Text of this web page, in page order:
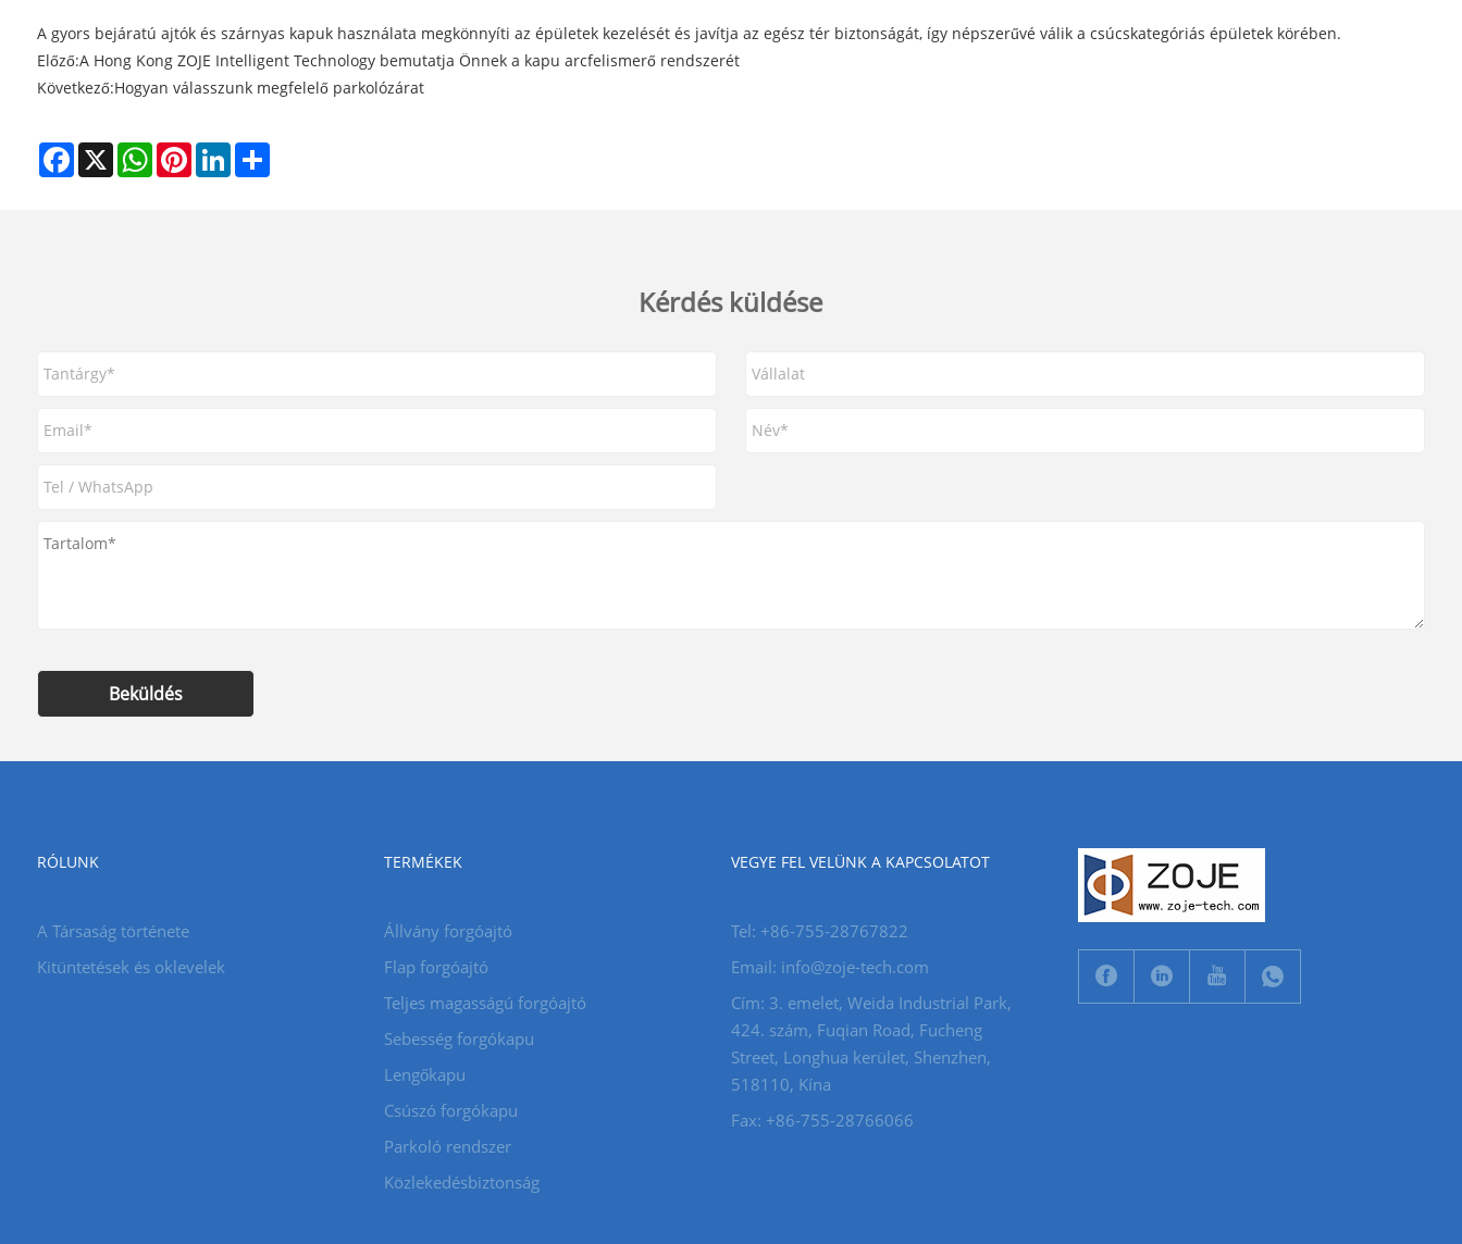
A gyors bejáratú ajtók és szárnyas kapuk használata megkönnyíti az épületek kezelését és javítja az egész tér biztonságát, így népszerűvé válik a csúcskategóriás épületek körében.
Előző:A Hong Kong ZOJE Intelligent Technology bemutatja Önnek a kapu arcfelismerő rendszerét
Következő:Hogyan válasszunk megfelelő parkolózárat
Facebook
X WhatsAppPinterestLinkedInShare
Kérdés küldése
Beküldés
RÓLUNK
A Társaság története
Kitüntetések és oklevelek
TERMÉKEK
Állvány forgóajtó
Flap forgóajtó
Teljes magasságú forgóajtó
Sebesség forgókapu
Lengőkapu
Csúszó forgókapu
Parkoló rendszer
Közlekedésbiztonság
VEGYE FEL VELÜNK A KAPCSOLATOT
Tel: +86-755-28767822
Email: info@zoje-tech.com
Cím: 3. emelet, Weida Industrial Park,
424. szám, Fuqian Road, Fucheng
Street, Longhua kerület, Shenzhen,
518110, Kína
Fax: +86-755-28766066